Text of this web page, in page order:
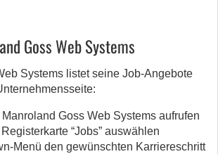
Goss Web Systems
Systems listet seine Job-Angebote
Goss Web Systems aufrufen
“Jobs” auswählen
Menü den gewünschten Karriereschritt